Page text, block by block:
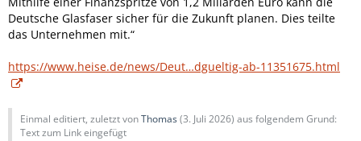
Deutsche Glasfaser sicher für die Zukunft planen. Dies teilte
das Unternehmen mit.“
https://www.heise.de/news/Deut…dgueltig-ab-11351675.html
Einmal editiert, zuletzt vonThomas(3. Juli 2026) aus folgendem Grund:
Text zum Link eingefügt